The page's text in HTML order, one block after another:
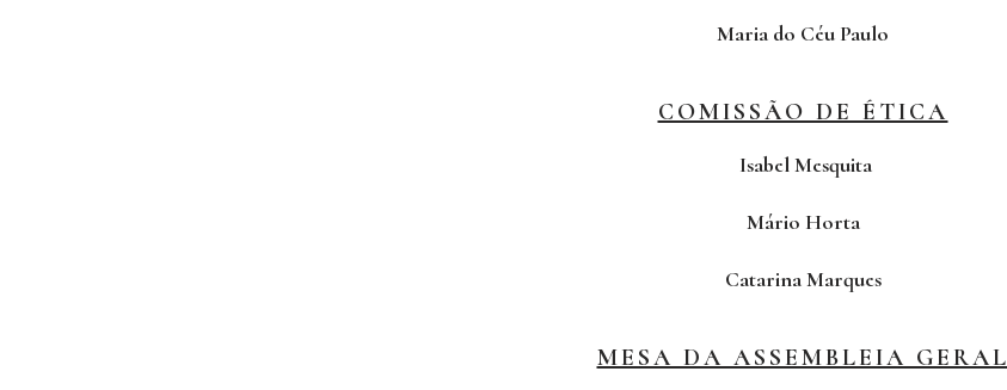
Maria do Céu Paulo
COMISSÃO DE ÉTICA
Isabel Mesquita
Mário Horta
Catarina Marques
MESA DA ASSEMBLEIA GERAL